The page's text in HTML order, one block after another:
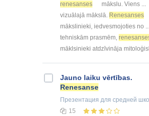
renesanses
mākslu. Viens ...
vizuālajā mākslā. Renesanses
mākslinieki, iedvesmojoties no
tehniskām prasmēm,
māklsinieki atdzīvināja
Jauno laiku vērtības.
Renesanse
Презентация для средней
15